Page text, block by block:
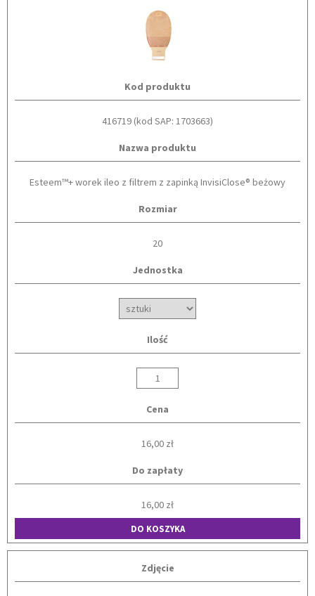
Kod produktu
416719 (kod SAP: 1703663)
Nazwa produktu
Esteem™+ worek ileo z filtrem z zapinką InvisiClose® beżowy
Rozmiar
20
Jednostka
Ilość
Cena
16,00 zł
Do zapłaty
16,00 zł
DO KOSZYKA
Zdjęcie